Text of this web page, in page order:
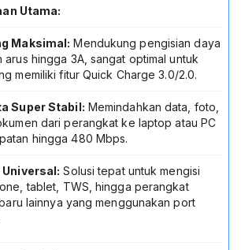
Utama:
Maksimal: Mendukung pengisian daya
hingga 3A, sangat optimal untuk
memiliki fitur Quick Charge 3.0/2.0.
Super Stabil: Memindahkan data, foto,
dari perangkat ke laptop atau PC
hingga 480 Mbps.
Solusi tepat untuk mengisi
tablet, TWS, hingga perangkat
lainnya yang menggunakan port